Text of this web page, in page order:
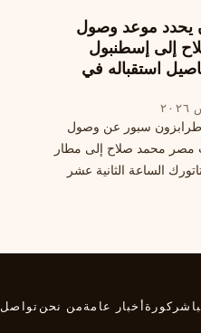
وسط تقارير تفيد أن الهلال
يحدد موعد وصول
إلى إسطنبول
استقباله في
طرابزون سبور عن وصول
مصر محمد صلاح إلى مطار
الساعة الثانية عشر
كورةأخبار عامةمن نحنتواصل